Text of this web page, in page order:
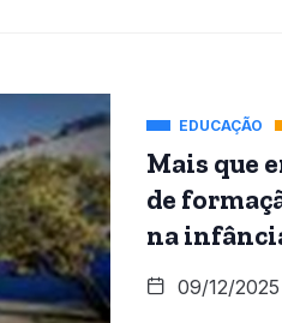
EDUCAÇÃO
Mais que
de
na
09/12/2025